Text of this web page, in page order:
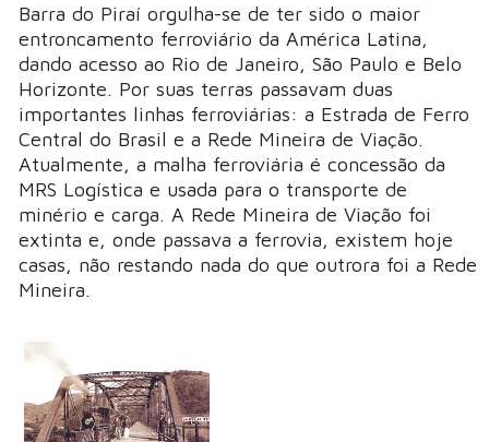
Barra do Piraí orgulha-se de ter sido o maior
entroncamento ferroviário da América Latina,
dando acesso ao Rio de Janeiro, São Paulo e Belo
Horizonte. Por suas terras passavam duas
importantes linhas ferroviárias: a Estrada de Ferro
Central do Brasil e a Rede Mineira de Viação.
Atualmente, a malha ferroviária é concessão da
MRS Logística e usada para o transporte de
minério e carga. A Rede Mineira de Viação foi
extinta e, onde passava a ferrovia, existem hoje
casas, não restando nada do que outrora foi a Rede
Mineira.